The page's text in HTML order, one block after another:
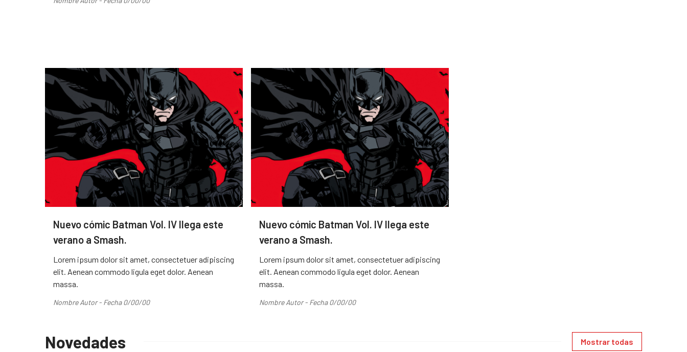
Nuevo cómic Batman Vol. IV llega este
verano a Smash.
Lorem ipsum dolor sit amet, consectetuer adipiscing
elit. Aenean commodo ligula eget dolor. Aenean
massa.
Nombre Autor - Fecha 0/00/00
Nuevo cómic Batman Vol. IV llega este
verano a Smash.
Lorem ipsum dolor sit amet, consectetuer adipiscing
elit. Aenean commodo ligula eget dolor. Aenean
massa.
Nombre Autor - Fecha 0/00/00
Novedades Mostrar todas